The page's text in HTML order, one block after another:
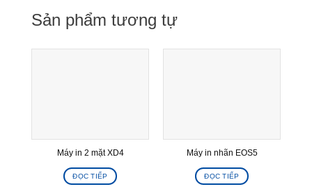
Sản phẩm tương tự
Máy in 2 mặt XD4
ĐỌC TIẾP
Máy in nhãn EOS5
ĐỌC TIẾP